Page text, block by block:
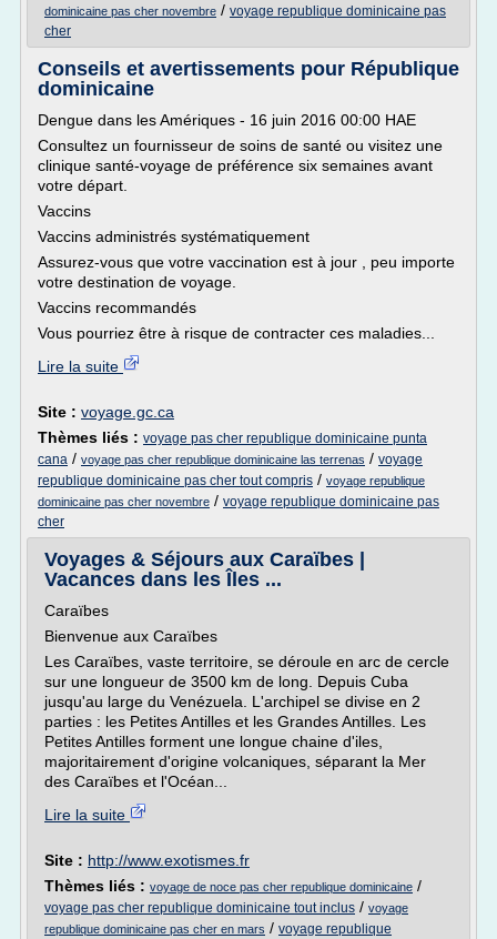
dominicaine pas cher novembre / voyage republique dominicaine pas
cher
Conseils et avertissements pour République
dominicaine
Dengue dans les Amériques - 16 juin 2016 00:00 HAE
Consultez un fournisseur de soins de santé ou visitez une
clinique santé-voyage de préférence six semaines avant
votre départ.
Vaccins
Vaccins administrés systématiquement
Assurez-vous que votre vaccination est à jour , peu importe
votre destination de voyage.
Vaccins recommandés
Vous pourriez être à risque de contracter ces maladies...
Lire la suite
Site : voyage.gc.ca
Thèmes liés : voyage pas cher republique dominicaine punta
cana / voyage pas cher republique dominicaine las terrenas / voyage
republique dominicaine pas cher tout compris / voyage republique
dominicaine pas cher novembre / voyage republique dominicaine pas
cher
Voyages & Séjours aux Caraïbes |
Vacances dans les Îles ...
Caraïbes
Bienvenue aux Caraïbes
Les Caraïbes, vaste territoire, se déroule en arc de cercle
sur une longueur de 3500 km de long. Depuis Cuba
jusqu'au large du Venézuela. L'archipel se divise en 2
parties : les Petites Antilles et les Grandes Antilles. Les
Petites Antilles forment une longue chaine d'iles,
majoritairement d'origine volcaniques, séparant la Mer
des Caraïbes et l'Océan...
Lire la suite
Site : http://www.exotismes.fr
Thèmes liés : voyage de noce pas cher republique dominicaine /
voyage pas cher republique dominicaine tout inclus / voyage
republique dominicaine pas cher en mars / voyage republique